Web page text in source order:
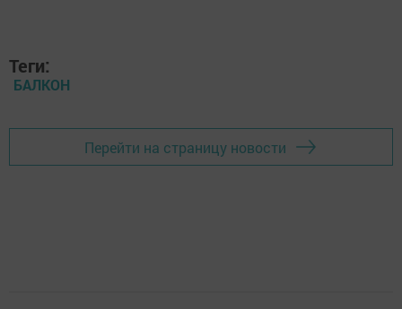
Теги:
БАЛКОН
Перейти на страницу новости